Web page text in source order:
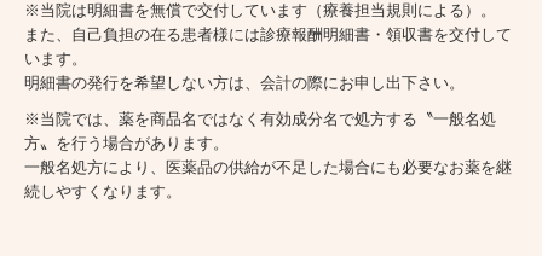
※当院は明細書を無償で交付しています（療養担当規則による）。
また、自己負担の在る患者様には診療報酬明細書・領収書を交付して
います。
明細書の発行を希望しない方は、会計の際にお申し出下さい。
※当院では、薬を商品名ではなく有効成分名で処方する〝一般名処
方〟を行う場合があります。
一般名処方により、医薬品の供給が不足した場合にも必要なお薬を継
続しやすくなります。